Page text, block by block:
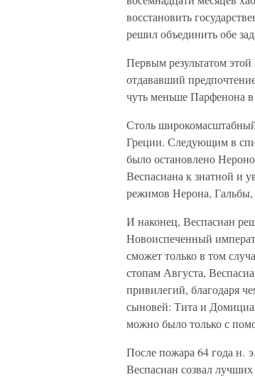
восстановить
решил объединить обе
Первым результатом
отдававший
чуть меньше Парфенона
Столь широкомасштабный
Греции. Следующим в
было остановлено
Веспасиана к знатной и
режимов Нерона,
И наконец, Веспасиан
Новоиспеченный
сможет только в том
стопам Августа,
привилегий, благодаря
сыновей: Тита и
можно было только с
После пожара 64 года н.
Веспасиан созвал